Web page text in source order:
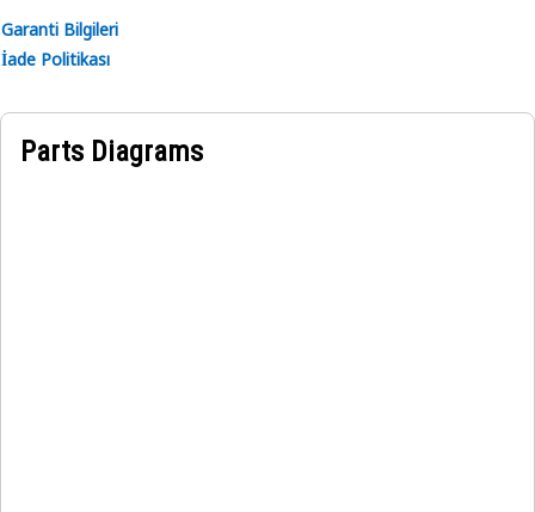
Garanti Bilgileri
İade Politikası
Parts Diagrams